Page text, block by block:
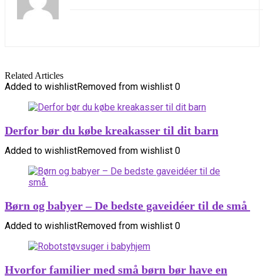
Related Articles
Added to wishlistRemoved from wishlist 0
Derfor bør du købe kreakasser til dit barn
Added to wishlistRemoved from wishlist 0
Børn og babyer – De bedste gaveidéer til de små
Added to wishlistRemoved from wishlist 0
Hvorfor familier med små børn bør have en